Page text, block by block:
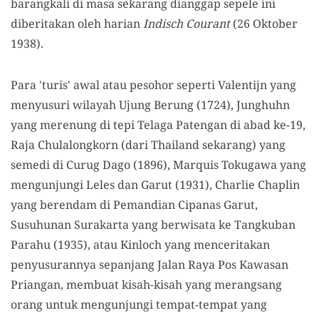
barangkali di masa sekarang dianggap sepele ini
diberitakan oleh harianIndisch Courant(26 Oktober
1938).
Para 'turis' awal atau pesohor seperti Valentijn yang
menyusuri wilayah Ujung Berung (1724), Junghuhn
yang merenung di tepi Telaga Patengan di abad ke-19,
Raja Chulalongkorn (dari Thailand sekarang) yang
semedi di Curug Dago (1896), Marquis Tokugawa yang
mengunjungi Leles dan Garut (1931), Charlie Chaplin
yang berendam di Pemandian Cipanas Garut,
Susuhunan Surakarta yang berwisata ke Tangkuban
Parahu (1935), atau Kinloch yang menceritakan
penyusurannya sepanjang Jalan Raya Pos Kawasan
Priangan, membuat kisah-kisah yang merangsang
orang untuk mengunjungi tempat-tempat yang